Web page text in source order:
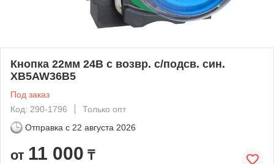
Кнопка 22мм 24В с возвр. с/подсв. син.
XB5AW36B5
Под заказ
Код: 290-1796
Только опт
Отправка с 22 августа 2026
от 11 000 ₸